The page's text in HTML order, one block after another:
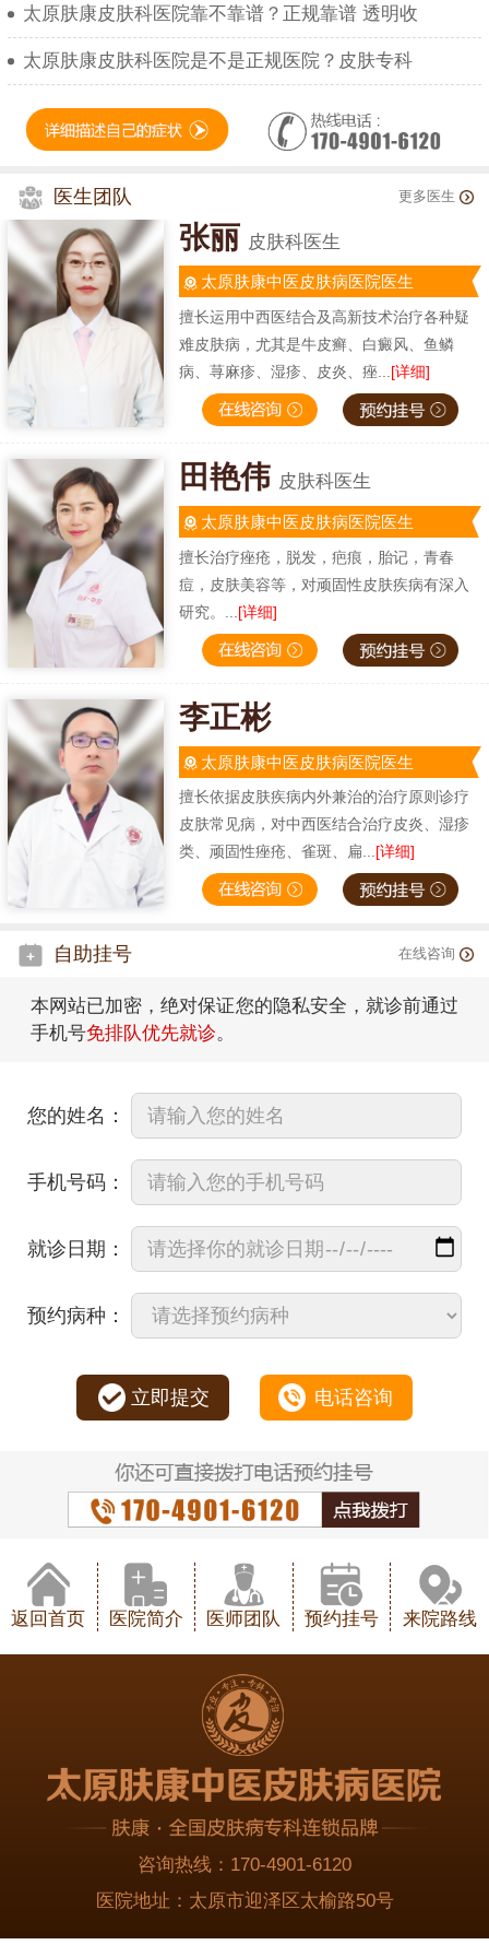
太原肤康皮肤科医院靠不靠谱？正规靠谱 透明收
太原肤康皮肤科医院是不是正规医院？皮肤专科
医生团队 更多医生
张丽 皮肤科医生
太原肤康中医皮肤病医院医生
擅长运用中西医结合及高新技术治疗各种疑
难皮肤病，尤其是牛皮癣、白癜风、鱼鳞
病、荨麻疹、湿疹、皮炎、痤... [详细]
田艳伟 皮肤科医生
太原肤康中医皮肤病医院医生
擅长治疗痤疮，脱发，疤痕，胎记，青春
痘，皮肤美容等，对顽固性皮肤疾病有深入
研究。... [详细]
李正彬
太原肤康中医皮肤病医院医生
擅长依据皮肤疾病内外兼治的治疗原则诊疗
皮肤常见病，对中西医结合治疗皮炎、湿疹
类、顽固性痤疮、雀斑、扁...[详细]
自助挂号 在线咨询
本网站已加密，绝对保证您的隐私安全，就诊前通过
手机号免排队优先就诊。
您的姓名：
手机号码：
就诊日期：
预约病种：
立即提交 电话咨询
返回首页 医院简介 医师团队 预约挂号 来院路线
咨询热线： 170-4901-6120
医院地址： 太原市迎泽区太榆路50号